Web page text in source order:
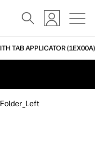
TAB APPLICATOR (1EX00A)